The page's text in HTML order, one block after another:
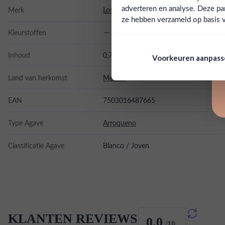
Merk Los Siete Misterios
Kleurstoffen
Inhoud 0,7L
Land van herkomst Mexico
EAN 7503016487665
Type Agave Arroqueno
Classificatie Agave Blanco / Joven
KLANTEN REVIEWS
adverteren en analyse. Deze
ze hebben verzameld op basis
Voorkeuren